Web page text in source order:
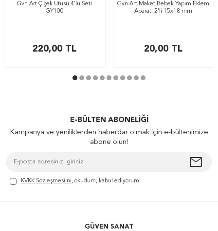
Gvn Art Çiçek Ütüsü 4’lü Seti
GY100
220,00 TL
Gvn Art Maket Bebek Yapım Eklem
Aparatı 2’li 15x18 mm
20,00 TL
E-BÜLTEN ABONELIĞI
Kampanya ve yeniliklerden haberdar olmak için e-bültenimize
abone olun!
KVKK Sözleşmesi'ni, okudum, kabul ediyorum.
GÜVEN SANAT